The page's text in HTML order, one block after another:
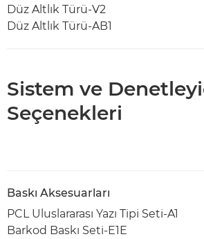
Düz Altlık Türü-V2
Düz Altlık Türü-AB1
Sistem ve
Seçenekleri
Baskı Aksesuarları
PCL Uluslararası Yazı Tipi Seti-A1
Barkod Baskı Seti-E1E